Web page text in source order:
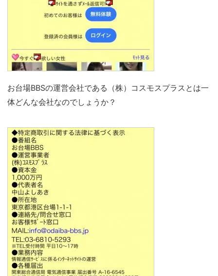
お台場BBSの運営会社である（株）コスモスプラスとは一
体どんな会社なのでしょうか？